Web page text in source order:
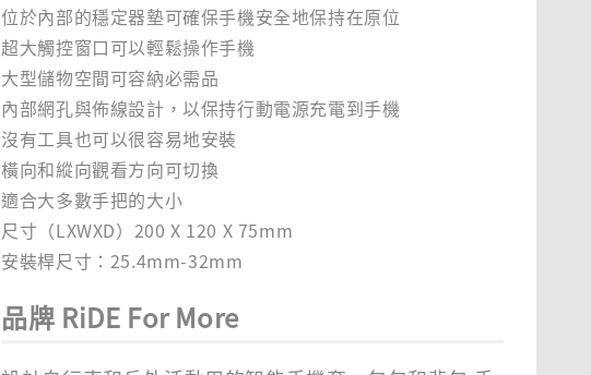
位於內部的穩定器墊可確保手機安全地保持在原位
超大觸控窗口可以輕鬆操作手機
大型儲物空間可容納必需品
內部網孔與佈線設計，以保持行動電源充電到手機
沒有工具也可以很容易地安裝
橫向和縱向觀看方向可切換
適合大多數手把的大小
尺寸（LXWXD）200 X 120 X 75mm
安裝桿尺寸：25.4mm-32mm
品牌 RiDE For More